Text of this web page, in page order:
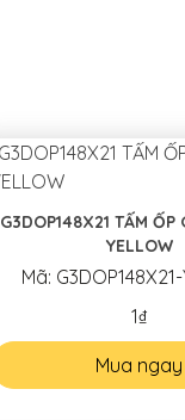
G3DOP148X21 TẤM ỐP
YELLOW
Mã:
1₫
Mua ngay